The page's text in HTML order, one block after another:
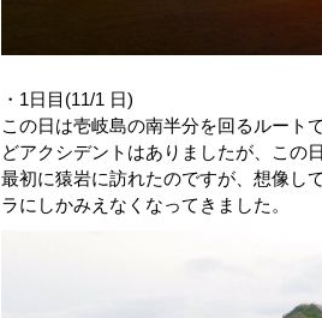
・1日目(11/1 日)
この日は壱岐島の南半分を回るルート
どアクシデントはありましたが、この
最初に猿岩に訪れたのですが、想像し
ラにしかみえなくなってきました。